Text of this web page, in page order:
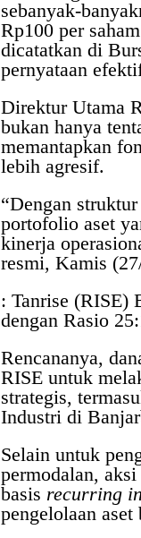
sebanyak-
Rp100 per
dicatatkan di
pernyataan
Direktur Utama
bukan hanya
memantapkan
lebih agresif.
“Dengan
portofolio aset
kinerja
resmi, Kamis
: Tanrise (RISE)
dengan Rasio
Rencananya,
RISE untuk
strategis,
Industri di
Selain untuk
permodalan,
basis recurring
pengelolaan aset